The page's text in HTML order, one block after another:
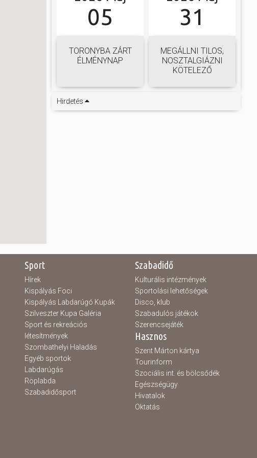
05
TORONYBA ZÁRT
ÉLMÉNYNAP
31
MEGÁLLNI TILOS,
NOSZTALGIÁZNI
KÖTELEZŐ
Hirdetés
Sport
Hírek
Kispályás Foci
Kispályás Labdarúgó Kupák
Szilveszter Kupa Galéria
Sport és rekreációs
létesítmények
Szombathelyi Haladás
Egyéb sportok
Labdarúgás
Röplabda
Szabadidősport
Szabadidő
Kulturális intézmények
Sportolási lehetőségek
Disco, klub
Szabadulós játékok
Szerencsejáték
Hasznos
Szent Márton kártya
Tourinform
Szociális int. és bölcsődék
Egészségügy
Hivatalok
Oktatás